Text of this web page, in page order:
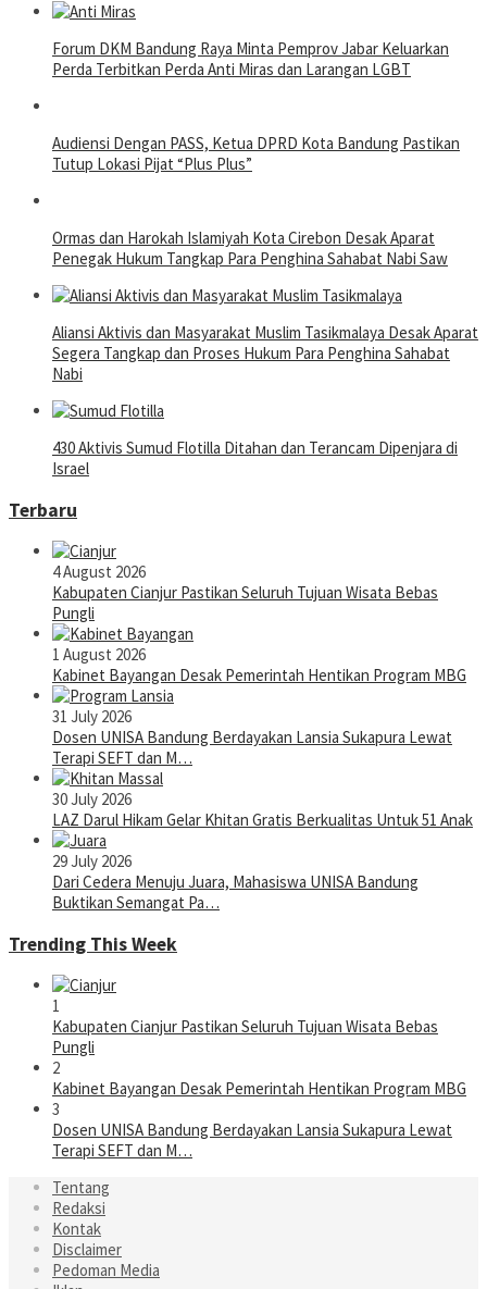
Forum DKM Bandung Raya Minta Pemprov Jabar Keluarkan
Perda Terbitkan Perda Anti Miras dan Larangan LGBT
Audiensi Dengan PASS, Ketua DPRD Kota Bandung Pastikan
Tutup Lokasi Pijat “Plus Plus”
Ormas dan Harokah Islamiyah Kota Cirebon Desak Aparat
Penegak Hukum Tangkap Para Penghina Sahabat Nabi Saw
Aliansi Aktivis dan Masyarakat Muslim Tasikmalaya Desak Aparat
Segera Tangkap dan Proses Hukum Para Penghina Sahabat
Nabi
430 Aktivis Sumud Flotilla Ditahan dan Terancam Dipenjara di
Israel
Terbaru
4 August 2026
Kabupaten Cianjur Pastikan Seluruh Tujuan Wisata Bebas
Pungli
1 August 2026
Kabinet Bayangan Desak Pemerintah Hentikan Program MBG
31 July 2026
Dosen UNISA Bandung Berdayakan Lansia Sukapura Lewat
Terapi SEFT dan M…
30 July 2026
LAZ Darul Hikam Gelar Khitan Gratis Berkualitas Untuk 51 Anak
29 July 2026
Dari Cedera Menuju Juara, Mahasiswa UNISA Bandung
Buktikan Semangat Pa…
Trending This Week
1
Kabupaten Cianjur Pastikan Seluruh Tujuan Wisata Bebas
Pungli
2
Kabinet Bayangan Desak Pemerintah Hentikan Program MBG
3
Dosen UNISA Bandung Berdayakan Lansia Sukapura Lewat
Terapi SEFT dan M…
Tentang
Redaksi
Kontak
Disclaimer
Pedoman Media